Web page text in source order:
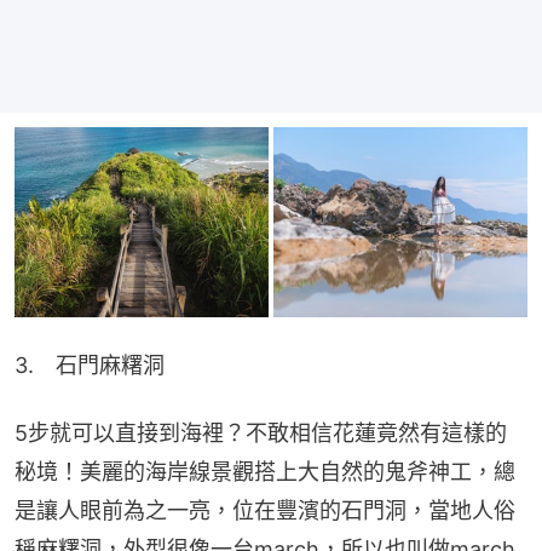
3.　石門麻糬洞
5步就可以直接到海裡？不敢相信花蓮竟然有這樣的
秘境！美麗的海岸線景觀搭上大自然的鬼斧神工，總
是讓人眼前為之一亮，位在豐濱的石門洞，當地人俗